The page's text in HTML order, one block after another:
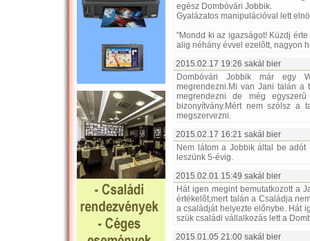
egész Dombóvári Jobbik.
Gyalázatos manipulációval lett
"Mondd ki az igazságot! Küzdj
alig néhány évvel ezelõtt, nagyon
2015.02.17 19:26 sakál bier
Dombóvári Jobbik már egy
megrendezni.Mi van Jani talán a
megrendezni de még
bizonyítvány.Mért nem szólsz a
megszervezni.
2015.02.17 16:21 sakál bier
Nem látom a Jobbik által be adót
leszünk 5-évig.
2015.02.01 15:49 sakál bier
Hát igen megint bemutatkozott a
értékelõt,mert talán a Családja
a családját helyezte elõnybe. Hát
szük családi vállalkozás lett a
2015.01.05 21:00 sakál bier